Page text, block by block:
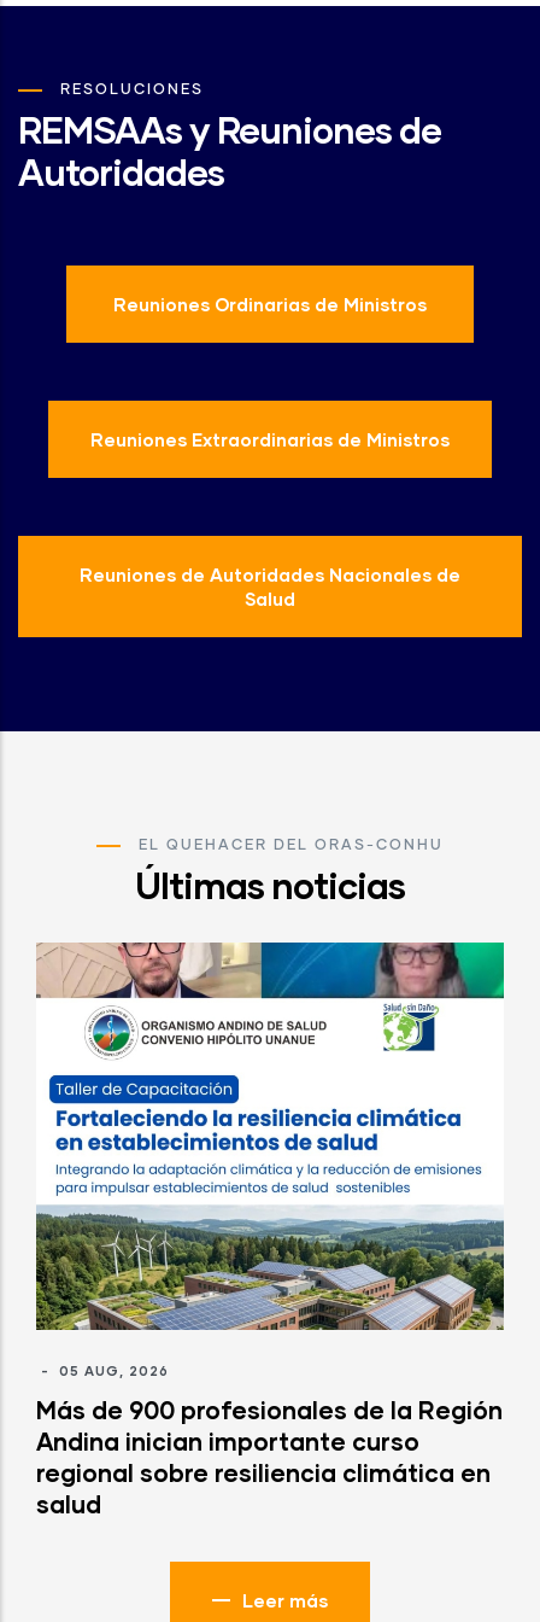
RESOLUCIONES
REMSAAs y Reuniones de
Autoridades
Reuniones Ordinarias de Ministros
Reuniones Extraordinarias de Ministros
Reuniones de Autoridades Nacionales de
Salud
EL QUEHACER DEL ORAS-CONHU
Últimas noticias
- 05 AUG, 2026
Más de 900 profesionales de la Región
Andina inician importante curso
regional sobre resiliencia climática en
salud
Leer más